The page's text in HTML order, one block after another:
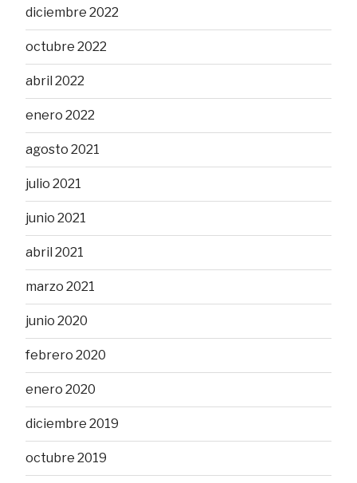
diciembre 2022
octubre 2022
abril 2022
enero 2022
agosto 2021
julio 2021
junio 2021
abril 2021
marzo 2021
junio 2020
febrero 2020
enero 2020
diciembre 2019
octubre 2019